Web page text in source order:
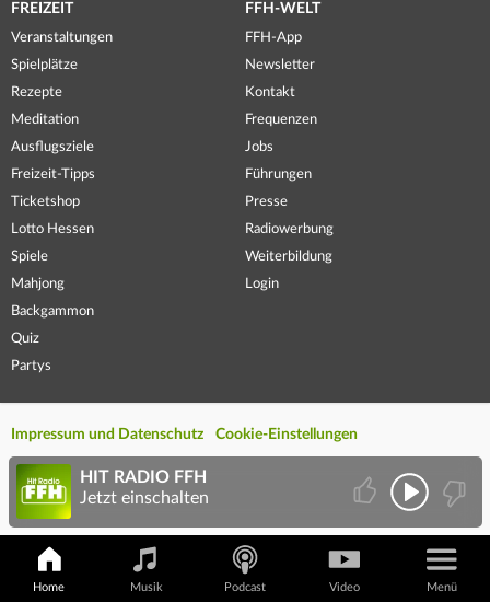
FREIZEIT
Veranstaltungen
Spielplätze
Rezepte
Meditation
Ausflugsziele
Freizeit-Tipps
Ticketshop
Lotto Hessen
Spiele
Mahjong
Backgammon
Quiz
Partys
FFH-WELT
FFH-App
Newsletter
Kontakt
Frequenzen
Jobs
Führungen
Presse
Radiowerbung
Weiterbildung
Login
Impressum und Datenschutz Cookie-Einstellungen
Home Musik Podcast Video Menü
HIT RADIO FFH
Jetzt einschalten